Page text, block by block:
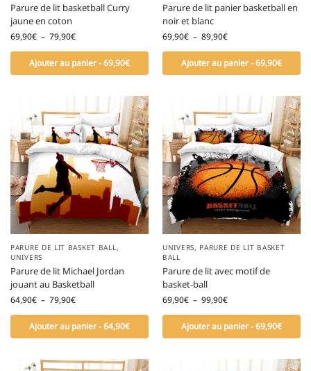
Parure de lit basketball Curry
jaune en coton
69,90€ – 79,90€
Ajouter au panier - 69,90€
Parure de lit panier basketball en
noir et blanc
69,90€ – 89,90€
Ajouter au panier - 69,90€
PARURE DE LIT BASKET BALL,
UNIVERS
Parure de lit Michael Jordan
jouant au Basketball
64,90€ – 79,90€
Ajouter au panier - 64,90€
UNIVERS, PARURE DE LIT BASKET
BALL
Parure de lit avec motif de
basket-ball
69,90€ – 99,90€
Ajouter au panier - 69,90€